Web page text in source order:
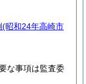
(昭和24年高崎市
な事項は監査委